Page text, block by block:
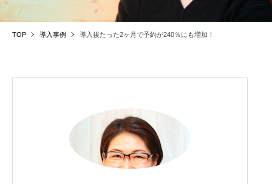
TOP 導入事例 導入後たった2ヶ月で予約が240％にも増加！